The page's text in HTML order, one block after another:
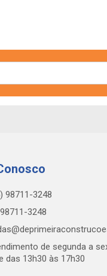
98711-3248
3248
de segunda a
das 13h30 às 17h30